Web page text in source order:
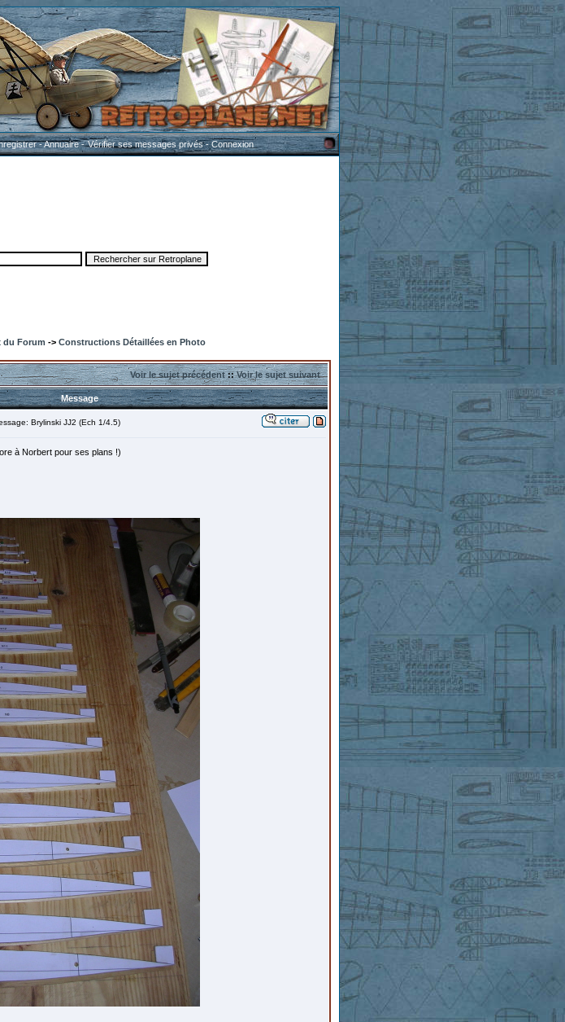
-Annuaire-Vérifier ses messages privés-Connexion
du Forum -> Constructions Détaillées en Photo
Voir le sujet précédent::Voir le sujet suivant
Message
Brylinski JJ2 (Ech 1/4.5)
à Norbert pour ses plans !)